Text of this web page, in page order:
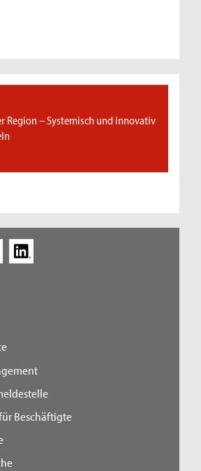
Region – Systemisch und innovativ
Beschäftigte